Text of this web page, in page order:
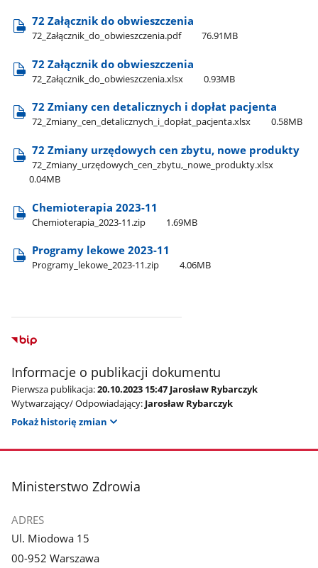
72 Załącznik do obwieszczenia
72​_Załącznik​_do​_obwieszczenia.pdf 76.91MB
72 Załącznik do obwieszczenia
72​_Załącznik​_do​_obwieszczenia.xlsx 0.93MB
72 Zmiany cen detalicznych i dopłat pacjenta
72​_Zmiany​_cen​_detalicznych​_i​_dopłat​_pacjenta.xlsx 0.58MB
72 Zmiany urzędowych cen zbytu, nowe produkty
72​_Zmiany​_urzędowych​_cen​_zbytu,​_nowe​_produkty.xlsx
0.04MB
Chemioterapia 2023-11
Chemioterapia​_2023-11.zip 1.69MB
Programy lekowe 2023-11
Programy​_lekowe​_2023-11.zip 4.06MB
Informacje o publikacji dokumentu
Pierwsza publikacja:20.10.2023 15:47 Jarosław Rybarczyk
Wytwarzający/ Odpowiadający: Jarosław Rybarczyk
Pokaż historię zmian
stopka
Ministerstwo Zdrowia
ADRES
Ul. Miodowa 15
00-952 Warszawa